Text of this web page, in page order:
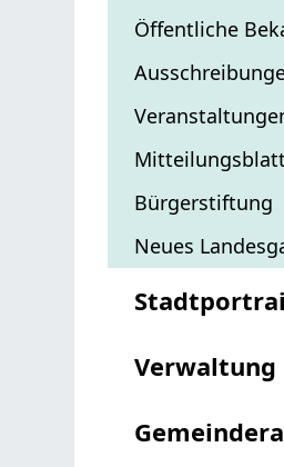
Öffentliche
Mitteilungsblatt
Bürgerstiftung
Neues
Verwaltung